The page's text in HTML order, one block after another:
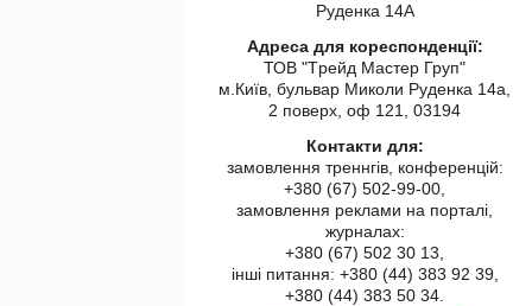
Руденка 14А
Адреса для кореспонденції:
ТОВ "Tрейд Мастер Груп"
м.Київ, бульвар Миколи Руденка 14а,
2 поверх, оф 121, 03194
Контакти для:
замовлення треннгів, конференцій:
+380 (67) 502-99-00,
замовлення реклами на порталі,
журналах:
+380 (67) 502 30 13,
інші питання: +380 (44) 383 92 39,
+380 (44) 383 50 34.